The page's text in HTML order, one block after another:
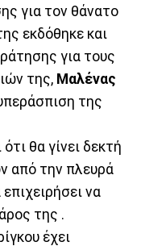
για τον θάνατο
εκδόθηκε και
για τους
της, Μαλένας
της
θα γίνει δεκτή
από την πλευρά
να
της .
έχει